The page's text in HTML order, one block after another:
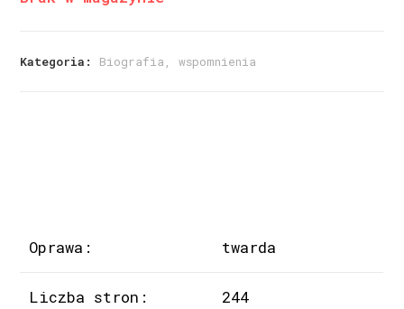
Kategoria: Biografia, wspomnienia
Oprawa: twarda
Liczba stron: 244